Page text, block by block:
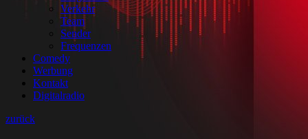
Verkehr
Team
Sender
Frequenzen
Comedy
Werbung
Kontakt
Digitalradio
zurück